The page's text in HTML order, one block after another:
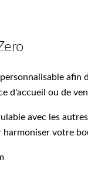
afin
d'accueil ou de
avec les
harmoniser votre